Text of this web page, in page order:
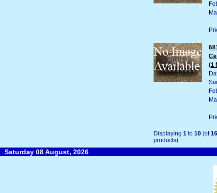
(1
Displaying 1 to 10 (of
products)
Saturday 08 August, 2026